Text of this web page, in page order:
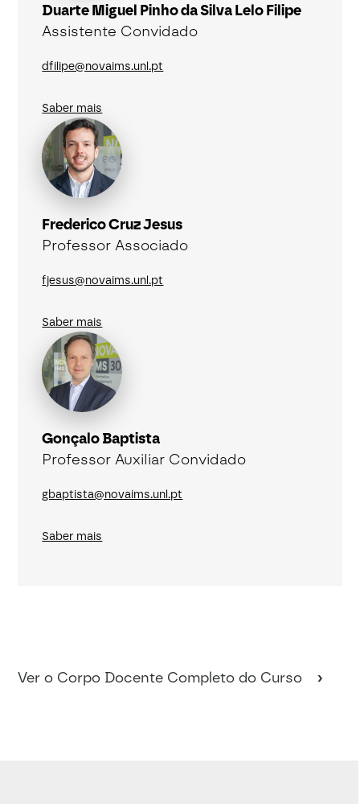
Duarte Miguel Pinho da Silva Lelo Filipe
Assistente Convidado
dfilipe@novaims.unl.pt
Saber mais
Frederico Cruz Jesus
Professor Associado
fjesus@novaims.unl.pt
Saber mais
Gonçalo Baptista
Professor Auxiliar Convidado
gbaptista@novaims.unl.pt
Saber mais
Ver o Corpo Docente Completo do Curso